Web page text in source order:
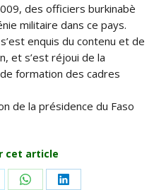
des officiers burkinabè
militaire dans ce pays.
enquis du contenu et de
et s’est réjoui de la
formation des cadres
de la présidence du Faso
cet article